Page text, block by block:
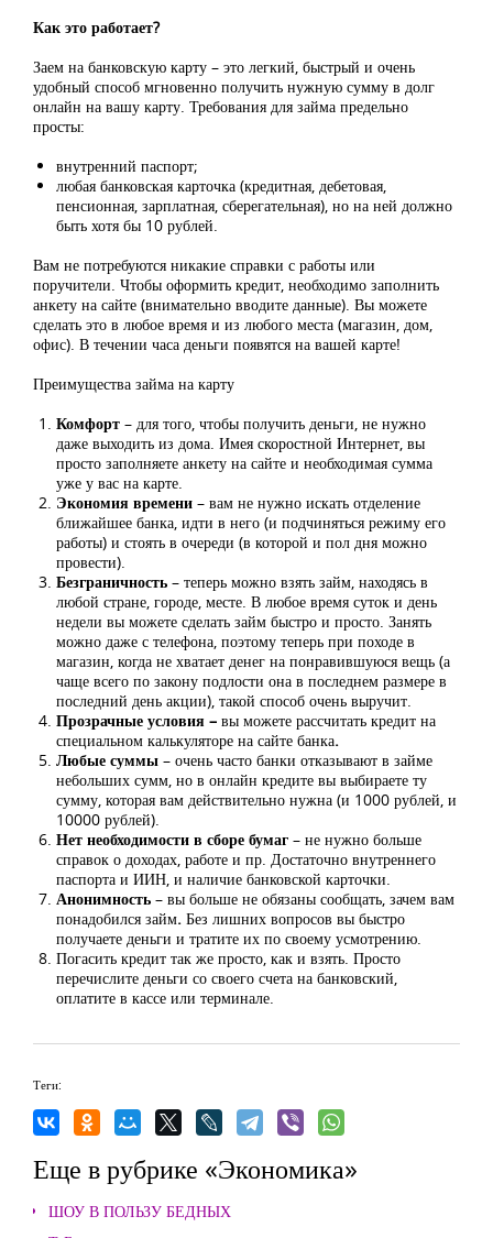
Как это работает?
Заем на банковскую карту – это легкий, быстрый и очень
удобный способ мгновенно получить нужную сумму в долг
онлайн на вашу карту. Требования для займа предельно
просты:
внутренний паспорт;
любая банковская карточка (кредитная, дебетовая,
пенсионная, зарплатная, сберегательная), но на ней должно
быть хотя бы 10 рублей.
Вам не потребуются никакие справки с работы или
поручители. Чтобы оформить кредит, необходимо заполнить
анкету на сайте (внимательно вводите данные). Вы можете
сделать это в любое время и из любого места (магазин, дом,
офис). В течении часа деньги появятся на вашей карте!
Преимущества займа на карту
Комфорт – для того, чтобы получить деньги, не нужно
даже выходить из дома. Имея скоростной Интернет, вы
просто заполняете анкету на сайте и необходимая сумма
уже у вас на карте.
Экономия времени – вам не нужно искать отделение
ближайшее банка, идти в него (и подчиняться режиму его
работы) и стоять в очереди (в которой и пол дня можно
провести).
Безграничность – теперь можно взять займ, находясь в
любой стране, городе, месте. В любое время суток и день
недели вы можете сделать займ быстро и просто. Занять
можно даже с телефона, поэтому теперь при походе в
магазин, когда не хватает денег на понравившуюся вещь (а
чаще всего по закону подлости она в последнем размере в
последний день акции), такой способ очень выручит.
Прозрачные условия – вы можете рассчитать кредит на
специальном калькуляторе на сайте банка.
Любые суммы – очень часто банки отказывают в займе
небольших сумм, но в онлайн кредите вы выбираете ту
сумму, которая вам действительно нужна (и 1000 рублей, и
10000 рублей).
Нет необходимости в сборе бумаг – не нужно больше
справок о доходах, работе и пр. Достаточно внутреннего
паспорта и ИИН, и наличие банковской карточки.
Анонимность – вы больше не обязаны сообщать, зачем вам
понадобился займ. Без лишних вопросов вы быстро
получаете деньги и тратите их по своему усмотрению.
Погасить кредит так же просто, как и взять. Просто
перечислите деньги со своего счета на банковский,
оплатите в кассе или терминале.
Теги:
Еще в рубрике «Экономика»
ШОУ В ПОЛЬЗУ БЕДНЫХ